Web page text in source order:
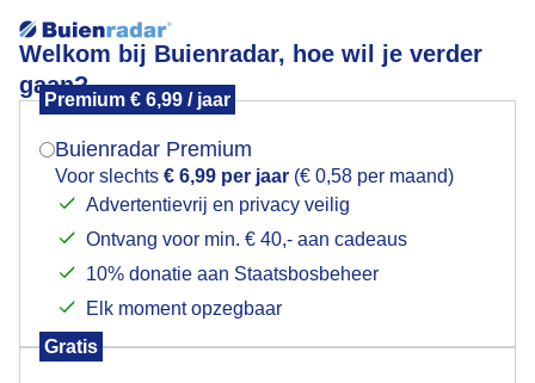
Welkom bij Buienradar, hoe wil je verder
gaan?
Premium € 6,99 / jaar
Buienradar Premium
Voor slechts € 6,99 per jaar (€ 0,58 per maand)
Advertentievrij en privacy veilig
Ontvang voor min. € 40,- aan cadeaus
10% donatie aan Staatsbosbeheer
Elk moment opzegbaar
Gratis
weinigbewolking
Een moment geduld aub...
Populaire categorieën
Mogen we je locatie gebruiken voor het
Indien je hier nog geen akkoord op hebt gegeven,
verschijnt er zo een pop-up uit je browser waarin
Is goed, toon de popup